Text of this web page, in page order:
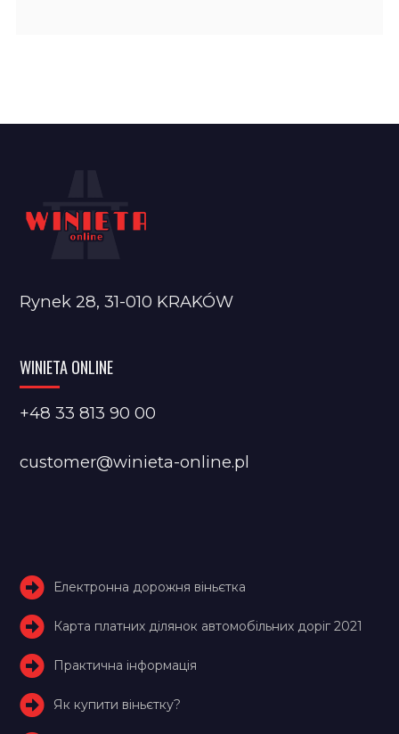
Rynek 28, 31-010 KRAKÓW
WINIETA ONLINE
+48 33 813 90 00
customer@winieta-online.pl
Електронна дорожня віньєтка
Карта платних ділянок автомобільних доріг 2021
Практична інформація
Як купити віньєтку?